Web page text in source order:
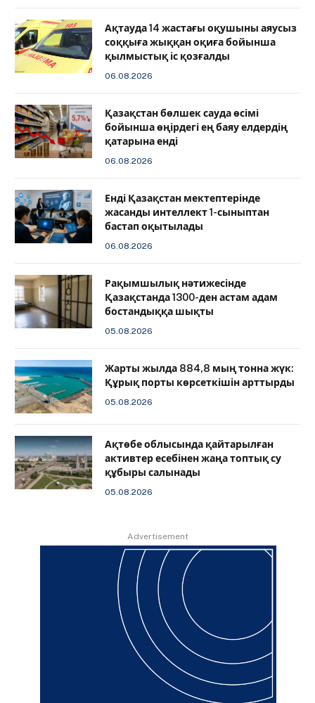
Ақтауда 14 жастағы оқушыны аяусыз
соққыға жыққан оқиға бойынша
қылмыстық іс қозғалды
06.08.2026
Қазақстан бөлшек сауда өсімі
бойынша өңірдегі ең баяу елдердің
қатарына енді
06.08.2026
️Енді Қазақстан мектептерінде
жасанды интеллект 1-сыныптан
бастап оқытылады
06.08.2026
Рақымшылық нәтижесінде
Қазақстанда 1300-ден астам адам
бостандыққа шықты
05.08.2026
Жарты жылда 884,8 мың тонна жүк:
Құрық порты көрсеткішін арттырды
05.08.2026
Ақтөбе облысында қайтарылған
активтер есебінен жаңа топтық су
құбыры салынады
05.08.2026
Advertisement